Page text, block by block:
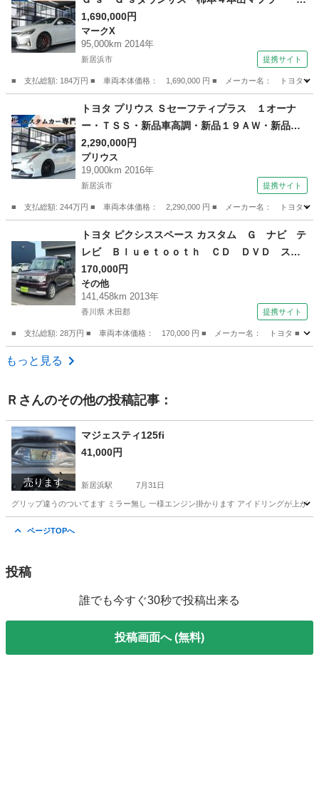
用バンパー・鍛造１９ＡＷ・４ＰＯＴキャリパ
ー・スポーツシート・インナーブラックヘッドラ
ンプ・スモークテール・デイライト・ナビ・ブル
ートゥース・スモークフィルム・ （車検整備付）
1,690,000円
マークX
95,000km 2014年
新居浜市 提携サイト
■ 支払総額: 184万円 ■ 車両本体価格： 1,690,000 円 ■ メーカー名： トヨタ ■
マークX
トヨタ プリウス Ｓセーフティプラス １オーナ
ー・ＴＳＳ・新品車高調・新品１９ＡＷ・新品タ
イヤ・新品黒革調シートカバー・フルエアロ・ク
リアランスソナー・純正ナビ・ブルートゥース・
フルセグＴＶ・バックカメラ・クルコン・ＨＵ
2,290,000円
プリウス
19,000km 2016年
新居浜市 提携サイト
■ 支払総額: 244万円 ■ 車両本体価格： 2,290,000 円 ■ メーカー名： トヨタ ■
プリウス
トヨタ ピクシススペース カスタム Ｇ ナビ テ
レビ Ｂｌｕｅｔｏｏｔｈ ＣＤ ＤＶＤ スマ
ートキー 電動格納ミラー 純正アルミホイー
ル ＨＩＤヘッドライト フォグランプ ＡＢ
Ｓ 盗難防止装置 アイドリングストップ ベン
170,000円
その他
141,458km 2013年
香川県 木田郡 提携サイト
■ 支払総額: 28万円 ■ 車両本体価格： 170,000 円 ■ メーカー名： トヨタ ■
香川 木田郡
もっと見る
Ｒ さんのその他の投稿記事：
売ります
マジェスティ125fi
41,000円
新居浜駅 7月31日
グリップ違うのついてます ミラー無し 一様エンジン掛かります アイドリングが上が
ページTOPへ
投稿
誰でも今すぐ30秒で投稿出来る
投稿画面へ (無料)